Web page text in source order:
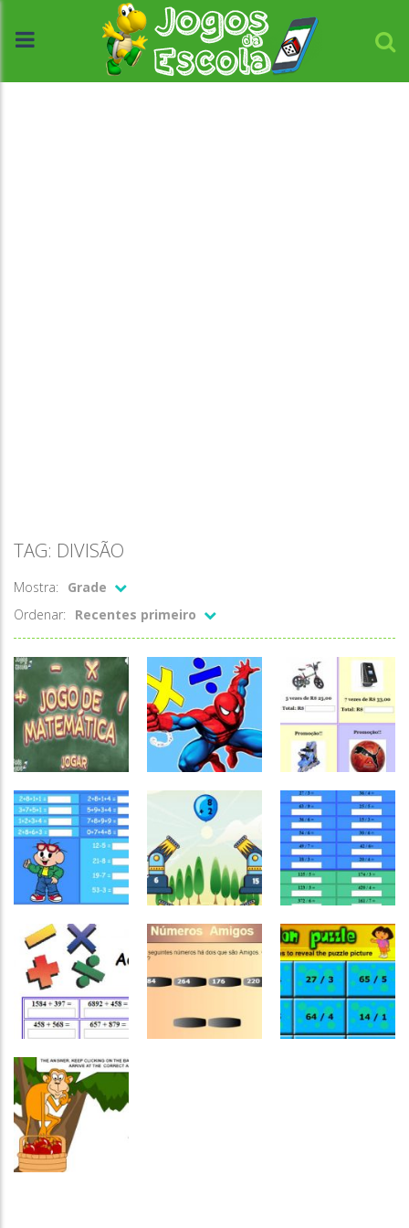
TAG: DIVISÃO
Mostra:
Grade
Ordenar:
Recentes primeiro
Atividades
Português e
Matemática
Jogo de
matemática I
Números
Matemática
do Homem
Aranha
Atividades
Português e
Matemática
Quatro
operações
Atividades
Português e
Matemática
Calcular com a
Mônica
Canhões dos
Atividades
Português e
Matemática
Dividindo
Atividades
Português e
Matemática
Olimpíadas de
Matemática